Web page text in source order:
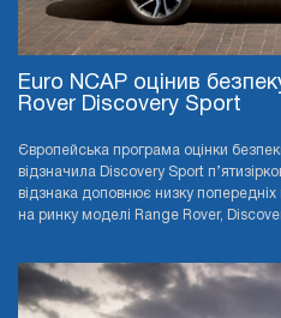
Euro NCAP оцінив
Rover Discovery Sport
Європейська програма оцінки
відзначила Discovery Sport
відзнака доповнює низку попередніх
на ринку моделі Range Rover,